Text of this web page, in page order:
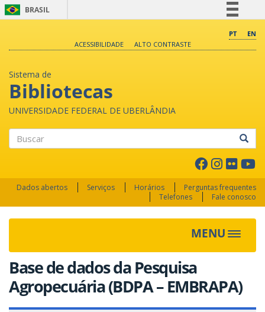
BRASIL
Comunica BR
PT
EN
ACESSIBILIDADE
ALTO CONTRASTE
Sistema de
Bibliotecas
UNIVERSIDADE FEDERAL DE UBERLÂNDIA
Dados abertos Serviços Horários
Perguntas frequentes
Telefones
Fale conosco
MENU Toggle
Base de dados da Pesquisa
Agropecuária (BDPA – EMBRAPA)